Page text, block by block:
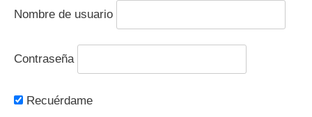
Nombre de usuario
Contraseña
Recuérdame